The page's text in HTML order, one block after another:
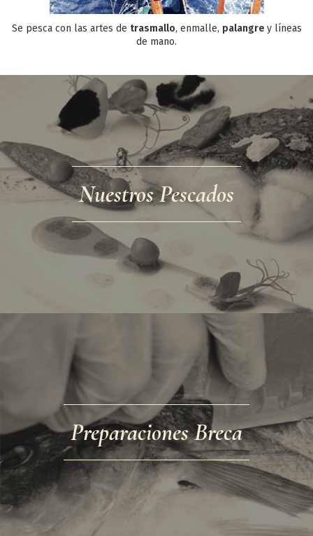
Magnesio (en miligramos)
Zinc (en miligramos)
Se pesca con las artes de trasmallo, enmalle, palangre y líneas
de mano.
Nuestros Pescados
Preparaciones Breca